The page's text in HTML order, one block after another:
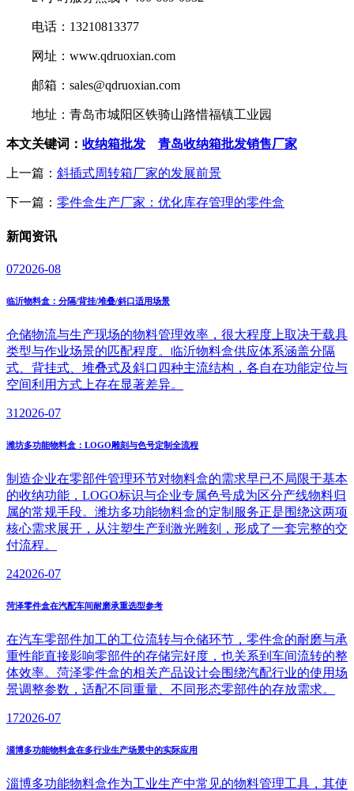
电话：13210813377
网址：www.qdruoxian.com
邮箱：sales@qdruoxian.com
地址：青岛市城阳区铁骑山路惜福镇工业园
本文关键词： 收纳箱批发 青岛收纳箱批发销售厂家
上一篇： 斜插式周转箱厂家的发展前景
下一篇： 零件盒生产厂家：优化库存管理的零件盒
新闻资讯
072026-08
临沂物料盒：分隔/背挂/堆叠/斜口适用场景
仓储物流与生产现场的物料管理效率，很大程度上取决于载具
类型与作业场景的匹配程度。临沂物料盒供应体系涵盖分隔
式、背挂式、堆叠式及斜口四种主流结构，各自在功能定位与
空间利用方式上存在显著差异。
31 2026-07
潍坊多功能物料盒：LOGO雕刻与色号定制全流程
制造企业在零部件管理环节对物料盒的需求早已不局限于基本
的收纳功能，LOGO标识与企业专属色号成为区分产线物料归
属的常规手段。潍坊多功能物料盒的定制服务正是围绕这两项
核心需求展开，从注塑生产到激光雕刻，形成了一套完整的交
付流程。
242026-07
菏泽零件盒在汽配车间耐磨承重选型参考
在汽车零部件加工的工位流转与仓储环节，零件盒的耐磨与承
重性能直接影响零部件的存储完好度，也关系到车间流转的整
体效率。菏泽零件盒的相关产品设计会围绕汽配行业的使用场
景调整参数，适配不同重量、不同形态零部件的存放需求。
172026-07
淄博多功能物料盒在多行业生产场景中的实际应用
淄博多功能物料盒作为工业生产中常见的物料管理工具，其使